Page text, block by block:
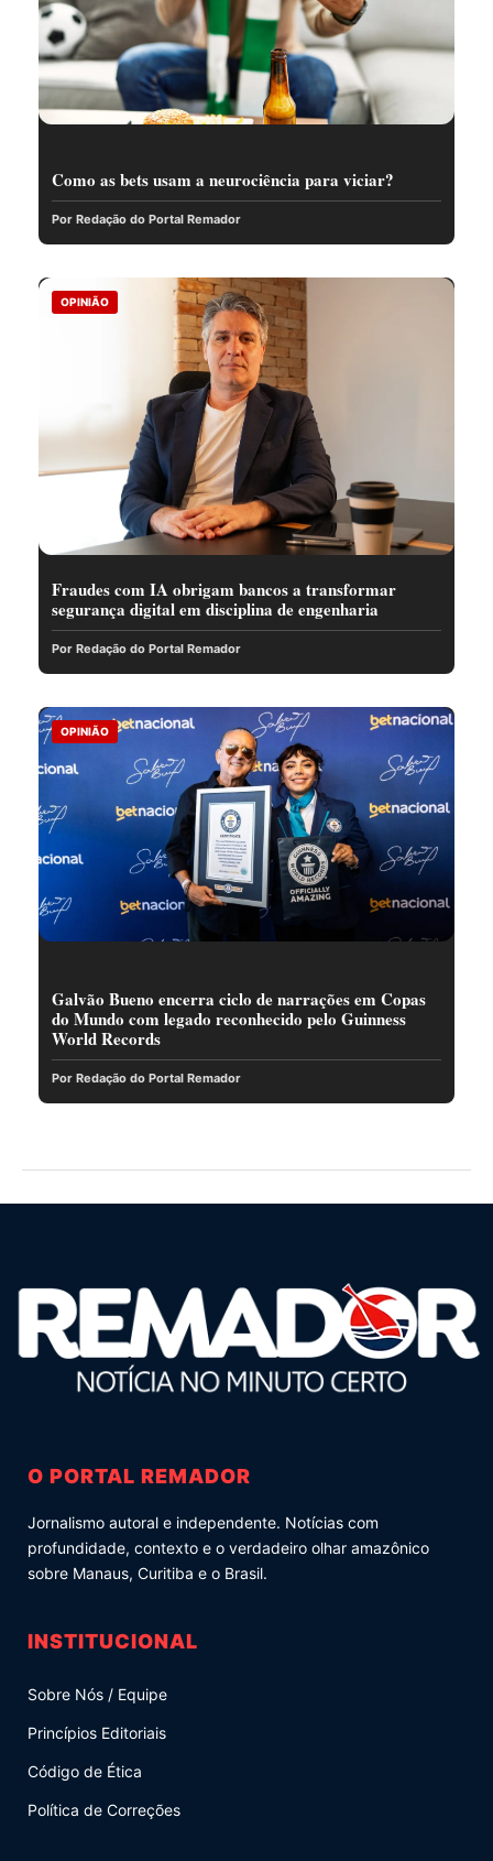
Como as bets usam a neurociência para viciar?
Por Redação do Portal Remador
OPINIÃO
Fraudes com IA obrigam bancos a transformar
segurança digital em disciplina de engenharia
Por Redação do Portal Remador
OPINIÃO
Galvão Bueno encerra ciclo de narrações em Copas
do Mundo com legado reconhecido pelo Guinness
World Records
Por Redação do Portal Remador
O PORTAL REMADOR
Jornalismo autoral e independente. Notícias com
profundidade, contexto e o verdadeiro olhar amazônico
sobre Manaus, Curitiba e o Brasil.
INSTITUCIONAL
Sobre Nós / Equipe
Princípios Editoriais
Código de Ética
Política de Correções